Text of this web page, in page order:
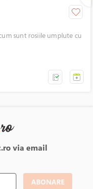
sunt rosiile umplute cu
via email
ABONARE